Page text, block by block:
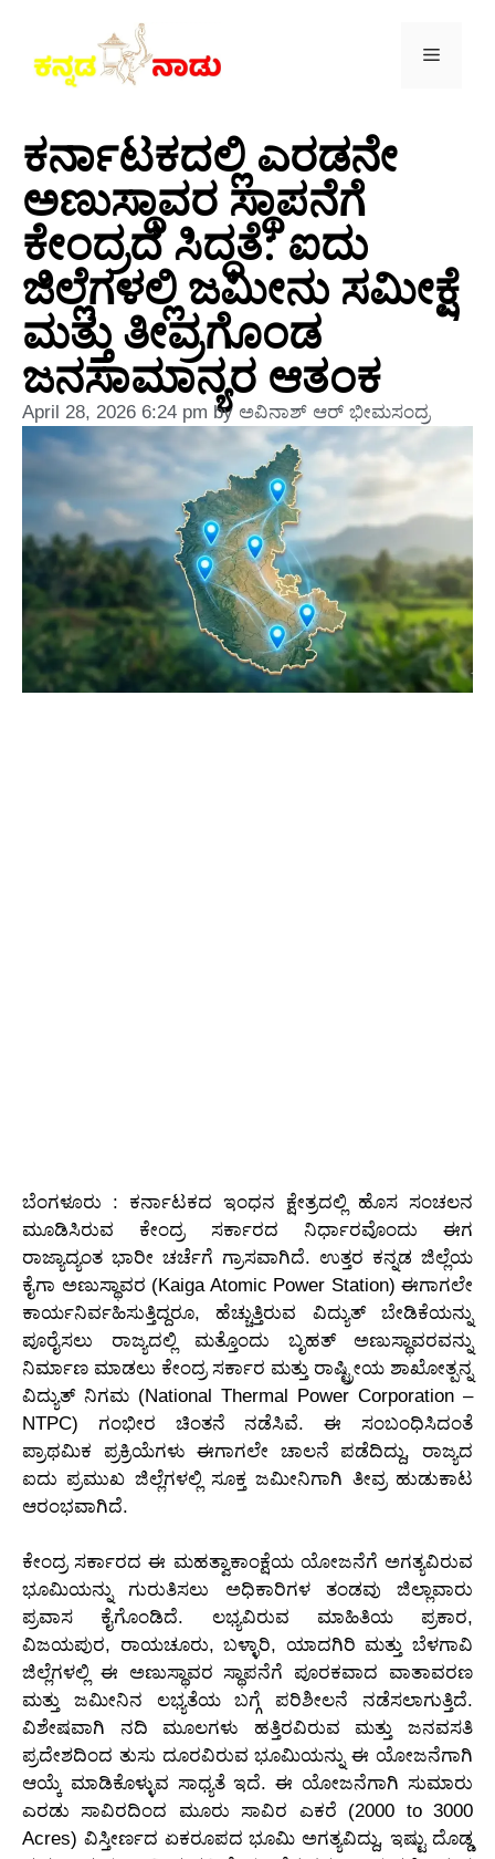
ಕರ್ನಾಟಕದಲ್ಲಿ ಎರಡನೇ
ಅಣುಸ್ಥಾವರ ಸ್ಥಾಪನೆಗೆ
ಕೇಂದ್ರದ ಸಿದ್ಧತೆ: ಐದು
ಜಿಲ್ಲೆಗಳಲ್ಲಿ ಜಮೀನು ಸಮೀಕ್ಷೆ
ಮತ್ತು ತೀವ್ರಗೊಂಡ
ಜನಸಾಮಾನ್ಯರ ಆತಂಕ
April 28, 2026 6:24 pm by ಅವಿನಾಶ್‌ ಆರ್‌ ಭೀಮಸಂದ್ರ
ಬೆಂಗಳೂರು : ಕರ್ನಾಟಕದ ಇಂಧನ ಕ್ಷೇತ್ರದಲ್ಲಿ ಹೊಸ ಸಂಚಲನ
ಮೂಡಿಸಿರುವ ಕೇಂದ್ರ ಸರ್ಕಾರದ ನಿರ್ಧಾರವೊಂದು ಈಗ
ರಾಜ್ಯಾದ್ಯಂತ ಭಾರೀ ಚರ್ಚೆಗೆ ಗ್ರಾಸವಾಗಿದೆ. ಉತ್ತರ ಕನ್ನಡ ಜಿಲ್ಲೆಯ
ಕೈಗಾ ಅಣುಸ್ಥಾವರ (Kaiga Atomic Power Station) ಈಗಾಗಲೇ
ಕಾರ್ಯನಿರ್ವಹಿಸುತ್ತಿದ್ದರೂ, ಹೆಚ್ಚುತ್ತಿರುವ ವಿದ್ಯುತ್ ಬೇಡಿಕೆಯನ್ನು
ಪೂರೈಸಲು ರಾಜ್ಯದಲ್ಲಿ ಮತ್ತೊಂದು ಬೃಹತ್ ಅಣುಸ್ಥಾವರವನ್ನು
ನಿರ್ಮಾಣ ಮಾಡಲು ಕೇಂದ್ರ ಸರ್ಕಾರ ಮತ್ತು ರಾಷ್ಟ್ರೀಯ ಶಾಖೋತ್ಪನ್ನ
ವಿದ್ಯುತ್ ನಿಗಮ (National Thermal Power Corporation –
NTPC) ಗಂಭೀರ ಚಿಂತನೆ ನಡೆಸಿವೆ. ಈ ಸಂಬಂಧಿಸಿದಂತೆ
ಪ್ರಾಥಮಿಕ ಪ್ರಕ್ರಿಯೆಗಳು ಈಗಾಗಲೇ ಚಾಲನೆ ಪಡೆದಿದ್ದು, ರಾಜ್ಯದ
ಐದು ಪ್ರಮುಖ ಜಿಲ್ಲೆಗಳಲ್ಲಿ ಸೂಕ್ತ ಜಮೀನಿಗಾಗಿ ತೀವ್ರ ಹುಡುಕಾಟ
ಆರಂಭವಾಗಿದೆ.
ಕೇಂದ್ರ ಸರ್ಕಾರದ ಈ ಮಹತ್ವಾಕಾಂಕ್ಷೆಯ ಯೋಜನೆಗೆ ಅಗತ್ಯವಿರುವ
ಭೂಮಿಯನ್ನು ಗುರುತಿಸಲು ಅಧಿಕಾರಿಗಳ ತಂಡವು ಜಿಲ್ಲಾವಾರು
ಪ್ರವಾಸ ಕೈಗೊಂಡಿದೆ. ಲಭ್ಯವಿರುವ ಮಾಹಿತಿಯ ಪ್ರಕಾರ,
ವಿಜಯಪುರ, ರಾಯಚೂರು, ಬಳ್ಳಾರಿ, ಯಾದಗಿರಿ ಮತ್ತು ಬೆಳಗಾವಿ
ಜಿಲ್ಲೆಗಳಲ್ಲಿ ಈ ಅಣುಸ್ಥಾವರ ಸ್ಥಾಪನೆಗೆ ಪೂರಕವಾದ ವಾತಾವರಣ
ಮತ್ತು ಜಮೀನಿನ ಲಭ್ಯತೆಯ ಬಗ್ಗೆ ಪರಿಶೀಲನೆ ನಡೆಸಲಾಗುತ್ತಿದೆ.
ವಿಶೇಷವಾಗಿ ನದಿ ಮೂಲಗಳು ಹತ್ತಿರವಿರುವ ಮತ್ತು ಜನವಸತಿ
ಪ್ರದೇಶದಿಂದ ತುಸು ದೂರವಿರುವ ಭೂಮಿಯನ್ನು ಈ ಯೋಜನೆಗಾಗಿ
ಆಯ್ಕೆ ಮಾಡಿಕೊಳ್ಳುವ ಸಾಧ್ಯತೆ ಇದೆ. ಈ ಯೋಜನೆಗಾಗಿ ಸುಮಾರು
ಎರಡು ಸಾವಿರದಿಂದ ಮೂರು ಸಾವಿರ ಎಕರೆ (2000 to 3000
Acres) ವಿಸ್ತೀರ್ಣದ ಏಕರೂಪದ ಭೂಮಿ ಅಗತ್ಯವಿದ್ದು, ಇಷ್ಟು ದೊಡ್ಡ